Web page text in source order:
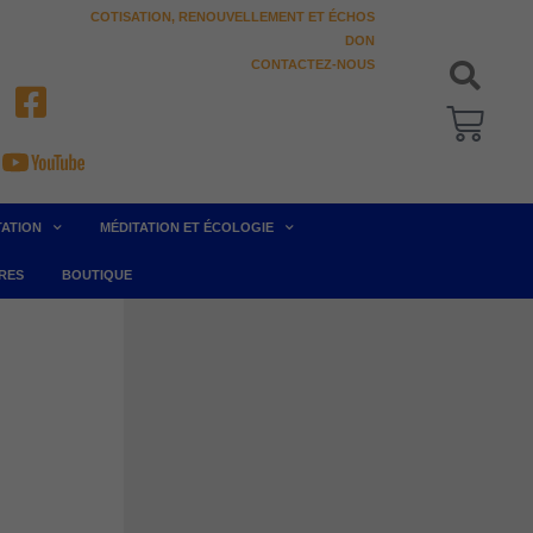
COTISATION, RENOUVELLEMENT ET ÉCHOS
DON
CONTACTEZ-NOUS
MÉDITATION ET ÉCOLOGIE
BOUTIQUE